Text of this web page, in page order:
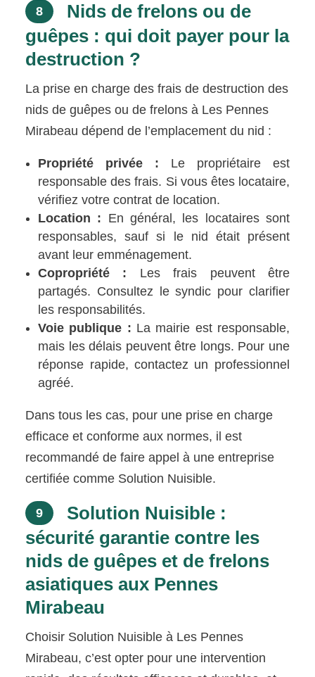
8
Nids de frelons ou de
guêpes : qui doit payer pour la
destruction ?
La prise en charge des frais de destruction des
nids de guêpes ou de frelons à Les Pennes
Mirabeau dépend de l’emplacement du nid :
Propriété privée : Le propriétaire est
responsable des frais. Si vous êtes locataire,
vérifiez votre contrat de location.
Location : En général, les locataires sont
responsables, sauf si le nid était présent
avant leur emménagement.
Copropriété : Les frais peuvent être
partagés. Consultez le syndic pour clarifier
les responsabilités.
Voie publique : La mairie est responsable,
mais les délais peuvent être longs. Pour une
réponse rapide, contactez un professionnel
agréé.
Dans tous les cas, pour une prise en charge
efficace et conforme aux normes, il est
recommandé de faire appel à une entreprise
certifiée comme Solution Nuisible.
9
Solution Nuisible :
sécurité garantie contre les
nids de guêpes et de frelons
asiatiques aux Pennes
Mirabeau
Choisir Solution Nuisible à Les Pennes
Mirabeau, c’est opter pour une intervention